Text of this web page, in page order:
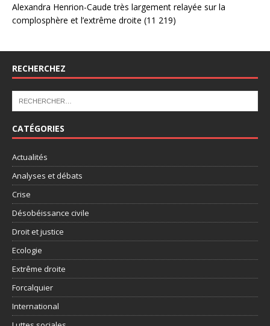
Alexandra Henrion-Caude très largement relayée sur la
complosphère et l’extrême droite (11 219)
RECHERCHEZ
CATÉGORIES
Actualités
Analyses et débats
Crise
Désobéissance civile
Droit et justice
Ecologie
Extrême droite
Forcalquier
International